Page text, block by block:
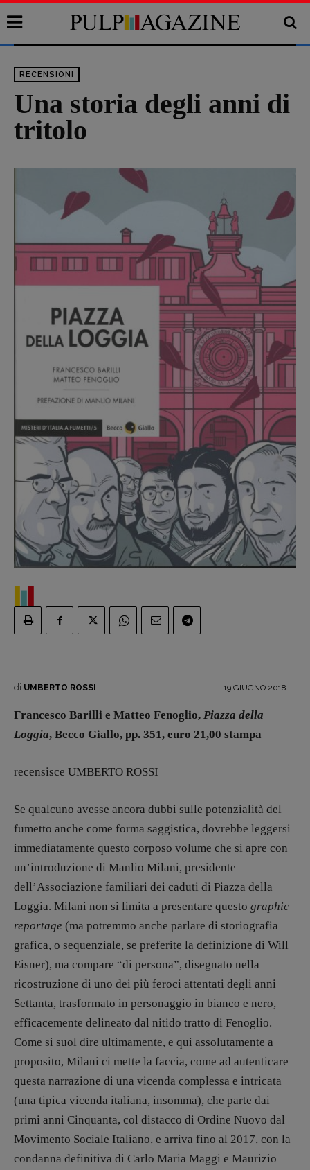
Recensioni
Primo Piano
Interviste
RUBRICHE
Archeologie del
presente
Fumetti
Libro & Film
Pulp for kids
Opera prima
DOSSIER
12 dicembre
Blade Runner 40
RECENSIONI
Una storia degli anni di
tritolo
di UMBERTO ROSSI 19 GIUGNO 2018
Francesco Barilli e Matteo Fenoglio, Piazza della
Loggia, Becco Giallo, pp. 351, euro 21,00 stampa
recensisce UMBERTO ROSSI
Se qualcuno avesse ancora dubbi sulle potenzialità del
fumetto anche come forma saggistica, dovrebbe leggersi
immediatamente questo corposo volume che si apre con
un’introduzione di Manlio Milani, presidente
dell’Associazione familiari dei caduti di Piazza della
Loggia. Milani non si limita a presentare questo graphic
reportage (ma potremmo anche parlare di storiografia
grafica, o sequenziale, se preferite la definizione di Will
Eisner), ma compare “di persona”, disegnato nella
ricostruzione di uno dei più feroci attentati degli anni
Settanta, trasformato in personaggio in bianco e nero,
efficacemente delineato dal nitido tratto di Fenoglio.
Come si suol dire ultimamente, e qui assolutamente a
proposito, Milani ci mette la faccia, come ad autenticare
questa narrazione di una vicenda complessa e intricata
(una tipica vicenda italiana, insomma), che parte dai
primi anni Cinquanta, col distacco di Ordine Nuovo dal
Movimento Sociale Italiano, e arriva fino al 2017, con la
condanna definitiva di Carlo Maria Maggi e Maurizio